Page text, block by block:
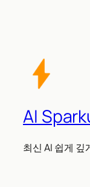
AI
최신 AI 쉽게 깊